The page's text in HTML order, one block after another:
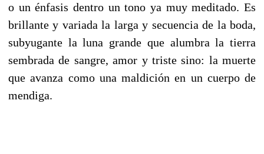
o un énfasis dentro un tono ya muy meditado. Es
brillante y variada la larga y secuencia de la boda,
subyugante la luna grande que alumbra la tierra
sembrada de sangre, amor y triste sino: la muerte
que avanza como una maldición en un cuerpo de
mendiga.